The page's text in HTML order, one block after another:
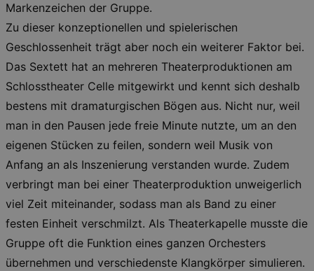
Markenzeichen der Gruppe.
Zu dieser konzeptionellen und spielerischen
Geschlossenheit trägt aber noch ein weiterer Faktor bei.
Das Sextett hat an mehreren Theaterproduktionen am
Schlosstheater Celle mitgewirkt und kennt sich deshalb
bestens mit dramaturgischen Bögen aus. Nicht nur, weil
man in den Pausen jede freie Minute nutzte, um an den
eigenen Stücken zu feilen, sondern weil Musik von
Anfang an als Inszenierung verstanden wurde. Zudem
verbringt man bei einer Theaterproduktion unweigerlich
viel Zeit miteinander, sodass man als Band zu einer
festen Einheit verschmilzt. Als Theaterkapelle musste die
Gruppe oft die Funktion eines ganzen Orchesters
übernehmen und verschiedenste Klangkörper simulieren.